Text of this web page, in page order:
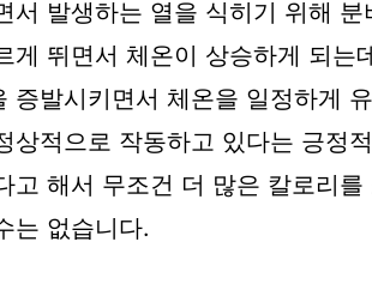
서 발생하는 열을 식히기 위해 분
게 뛰면서 체온이 상승하게 되는
증발시키면서 체온을 일정하게
상적으로 작동하고 있다는 긍정
고 해서 무조건 더 많은 칼로리를
는 없습니다.